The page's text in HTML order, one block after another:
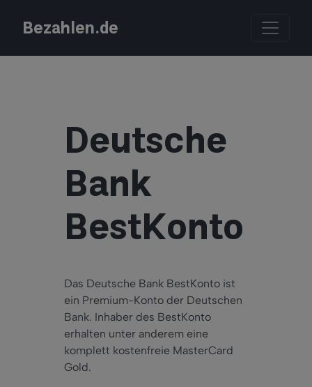
Bezahlen.de
Deutsche
Bank
BestKonto
Das Deutsche Bank BestKonto ist
ein Premium-Konto der Deutschen
Bank. Inhaber des BestKonto
erhalten unter anderem eine
komplett kostenfreie MasterCard
Gold.